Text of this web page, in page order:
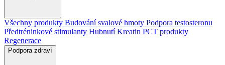
Všechny produkty Budování svalové hmoty Podpora testosteronu
Předtréninkové stimulanty HubnutíKreatin PCT produkty
Regenerace
Podpora zdraví